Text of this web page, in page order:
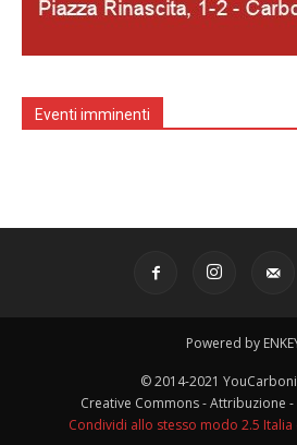
Eventi imminenti
Powered by
© 2014-2021
Creative Commons - Attribuzione
Condividi allo stesso modo 2.5 Italia